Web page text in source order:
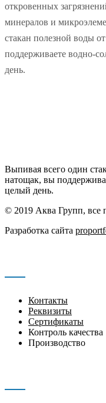
откровенных
минералов и
стакан полезной воды
поддерживаете водно-
день.
Выпивая всего один
натощак, вы
целый день.
© 2019 Аква Групп, все
Разработка сайта
Контакты
Реквизиты
Сертификаты
Контроль качества
Производство